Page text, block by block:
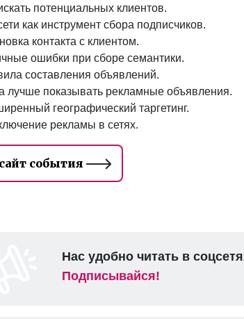
потенциальных клиентов.
как инструмент сбора подписчиков.
контакта с клиентом.
ошибки при сборе семантики.
составления объявлений.
лучше показывать рекламные объявления.
географический таргетинг.
рекламы в сетях.
события
Нас удобно читать в
Подписывайся!